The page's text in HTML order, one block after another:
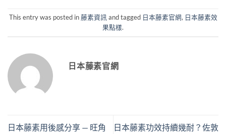
This entry was posted in藤素資訊 and tagged 日本藤素官網, 日本藤素效
果點樣.
日本藤素官網
日本藤素用後感分享 — 旺角
日本藤素功效持續幾耐？佐敦